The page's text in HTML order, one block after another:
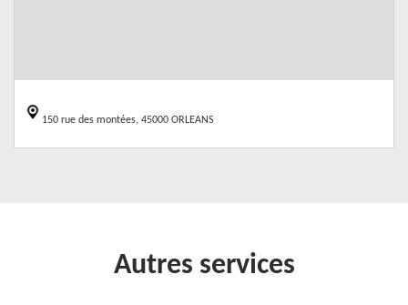
150 rue des montées, 45000 ORLEANS
Autres services